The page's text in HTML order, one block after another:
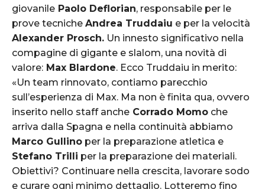
giovanile Paolo Deflorian, responsabile per le
prove tecniche Andrea Truddaiu e per la velocità
Alexander Prosch. Un innesto significativo nella
compagine di gigante e slalom, una novità di
valore: Max Blardone. Ecco Truddaiu in merito:
«Un team rinnovato, contiamo parecchio
sull’esperienza di Max. Ma non è finita qua, ovvero
inserito nello staff anche Corrado Momo che
arriva dalla Spagna e nella continuità abbiamo
Marco Gullino per la preparazione atletica e
Stefano Trilli per la preparazione dei materiali.
Obiettivi? Continuare nella crescita, lavorare sodo
e curare ogni minimo dettaglio. Lotteremo fino